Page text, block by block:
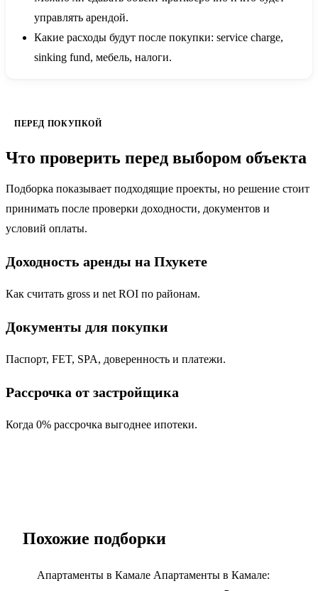
управлять арендой.
Какие расходы будут после покупки: service charge,
sinking fund, мебель, налоги.
ПЕРЕД ПОКУПКОЙ
Что проверить перед выбором объекта
Подборка показывает подходящие проекты, но решение стоит
принимать после проверки доходности, документов и
условий оплаты.
Доходность аренды на Пхукете
Как считать gross и net ROI по районам.
Документы для покупки
Паспорт, FET, SPA, доверенность и платежи.
Рассрочка от застройщика
Когда 0% рассрочка выгоднее ипотеки.
Похожие подборки
Апартаменты в Камале Апартаменты в Камале: